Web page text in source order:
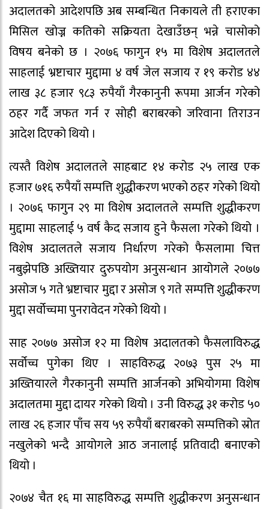
अदालतको आदेशपछि अब सम्बन्धित निकायले ती हराएका
मिसिल खोज्न कतिको सक्रियता देखाउँछन् भन्ने चासोको
विषय बनेको छ । २०७६ फागुन १५ मा विशेष अदालतले
साहलाई भ्रष्टाचार मुद्दामा ४ वर्ष जेल सजाय र १९ करोड ४४
लाख ३८ हजार ९८३ रुपैयाँ गैरकानुनी रूपमा आर्जन गरेको
ठहर गर्दै जफत गर्न र सोही बराबरको जरिवाना तिराउन
आदेश दिएको थियो ।
त्यस्तै विशेष अदालतले साहबाट १४ करोड २५ लाख एक
हजार ७१६ रुपैयाँ सम्पत्ति शुद्धीकरण भएको ठहर गरेको थियो
। २०७६ फागुन २९ मा विशेष अदालतले सम्पत्ति शुद्धीकरण
मुद्दामा साहलाई ५ वर्ष कैद सजाय हुने फैसला गरेको थियो ।
विशेष अदालतले सजाय निर्धारण गरेको फैसलामा चित्त
नबुझेपछि अख्तियार दुरुपयोग अनुसन्धान आयोगले २०७७
असोज ५ गते भ्रष्टाचार मुद्दा र असोज ९ गते सम्पत्ति शुद्धीकरण
मुद्दा सर्वोच्चमा पुनरावेदन गरेको थियो ।
साह २०७७ असोज १२ मा विशेष अदालतको फैसलाविरुद्ध
सर्वोच्च पुगेका थिए । साहविरुद्ध २०७३ पुस २५ मा
अख्तियारले गैरकानुनी सम्पत्ति आर्जनको अभियोगमा विशेष
अदालतमा मुद्दा दायर गरेको थियो । उनी विरुद्ध ३१ करोड ५०
लाख २६ हजार पाँच सय ५९ रुपैयाँ बराबरको सम्पत्तिको स्रोत
नखुलेको भन्दै आयोगले आठ जनालाई प्रतिवादी बनाएको
थियो ।
२०७४ चैत १६ मा साहविरुद्ध सम्पत्ति शुद्धीकरण अनुसन्धान